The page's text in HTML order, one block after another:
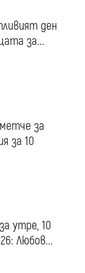
ден
за...
за
за 10
утре, 10
Любов...